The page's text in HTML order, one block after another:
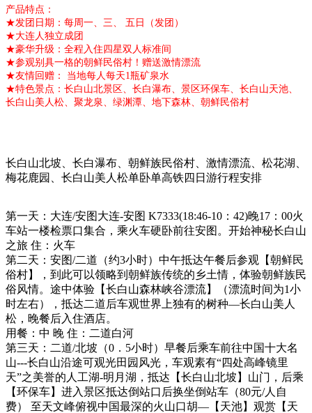
产品特点：
★发团日期：每周一、三、 五日（发团）
★大连人独立成团
★豪华升级：全程入住四星双人标准间
★参观别具一格的朝鲜民俗村！赠送激情漂流
★友情回赠： 当地每人每天1瓶矿泉水
★特色景点：长白山北景区、长白瀑布、景区环保车、长白山天池、
长白山美人松、聚龙泉、绿渊潭、地下森林、朝鲜民俗村
长白山北坡、长白瀑布、朝鲜族民俗村、激情漂流、松花湖、
梅花鹿园、长白山美人松单卧单高铁四日游行程安排
第一天：大连/安图大连-安图 K7333(18:46-10：42)晚17：00火
车站一楼检票口集合，乘火车硬卧前往安图。开始神秘长白山
之旅 住：火车
第二天：安图/二道（约3小时）中午抵达午餐后参观【朝鲜民
俗村】，到此可以领略到朝鲜族传统的乡土情，体验朝鲜族民
俗风情。途中体验【长白山森林峡谷漂流】（漂流时间为1小
时左右），抵达二道后车观世界上独有的树种—长白山美人
松，晚餐后入住酒店。
用餐：中 晚 住：二道白河
第三天：二道/北坡（0．5小时）早餐后乘车前往中国十大名
山---长白山沿途可观光田园风光，车观素有“四处高峰镜里
天”之美誉的人工湖-明月湖，抵达【长白山北坡】山门，后乘
【环保车】进入景区抵达倒站口后换坐倒站车（80元/人自
费） 至天文峰俯视中国最深的火山口胡—【天池】观赏【天